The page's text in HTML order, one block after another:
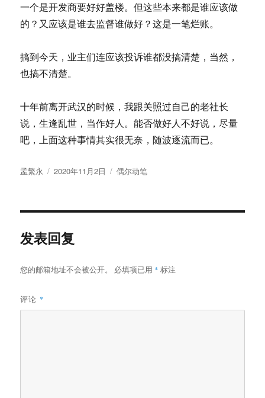
一个是开发商要好好盖楼。但这些本来都是谁应该做
的？又应该是谁去监督谁做好？这是一笔烂账。
搞到今天，业主们连应该投诉谁都没搞清楚，当然，
也搞不清楚。
十年前离开武汉的时候，我跟关照过自己的老社长
说，生逢乱世，当作好人。能否做好人不好说，尽量
吧，上面这种事情其实很无奈，随波逐流而已。
作
孟繁永
发
2020年11月2日
分
偶尔动笔
发表回复
您的邮箱地址不会被公开。 必填项已用 * 标注
评论 *